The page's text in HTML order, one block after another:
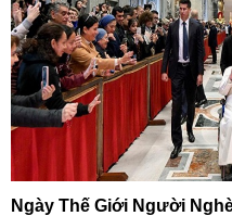
Ngày Thế Giới Người